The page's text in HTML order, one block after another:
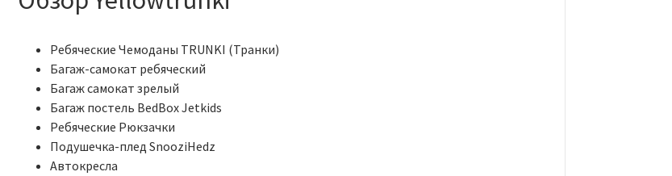
Ребяческие Чемоданы TRUNKI (Транки)
Багаж-самокат ребяческий
Багаж самокат зрелый
Багаж постель BedBox Jetkids
Ребяческие Рюкзачки
Подушечка-плед SnooziHedz
Автокресла